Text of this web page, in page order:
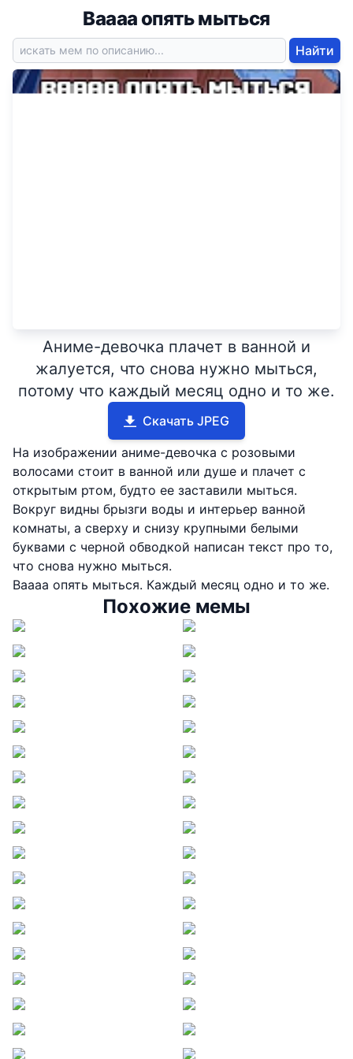
Ваааа опять мыться
Найти
Аниме-девочка плачет в ванной и
жалуется, что снова нужно мыться,
потому что каждый месяц одно и то же.
Скачать JPEG
На изображении аниме-девочка с розовыми
волосами стоит в ванной или душе и плачет с
открытым ртом, будто ее заставили мыться.
Вокруг видны брызги воды и интерьер ванной
комнаты, а сверху и снизу крупными белыми
буквами с черной обводкой написан текст про то,
что снова нужно мыться.
Ваааа опять мыться. Каждый месяц одно и то же.
Похожие мемы